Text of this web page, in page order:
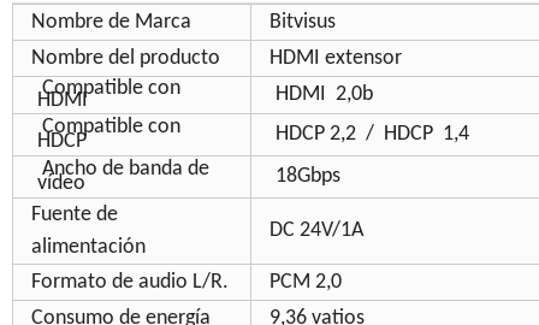
Nombre de Marca
Bitvisus
Nombre del producto
HDMI extensor
Compatible con
HDMI HDMI 2,0b
Compatible con
HDCP HDCP 2,2 / HDCP 1,4
Ancho de banda de
vídeo
18Gbps
Fuente de
alimentación
DC 24V/1A
Formato de audio L/R.
PCM 2,0
Consumo de energía
9,36 vatios